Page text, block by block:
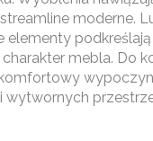
moderne.
elementy
mebla. Do
wytwornych